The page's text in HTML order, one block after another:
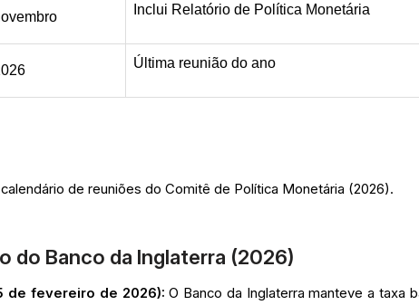
Inclui Relatório de Política Monetária
Última reunião do ano
de reuniões do Comitê de Política Monetária (2026).
do Banco da Inglaterra (2026)
de fevereiro de 2026): O Banco da Inglaterra manteve a taxa